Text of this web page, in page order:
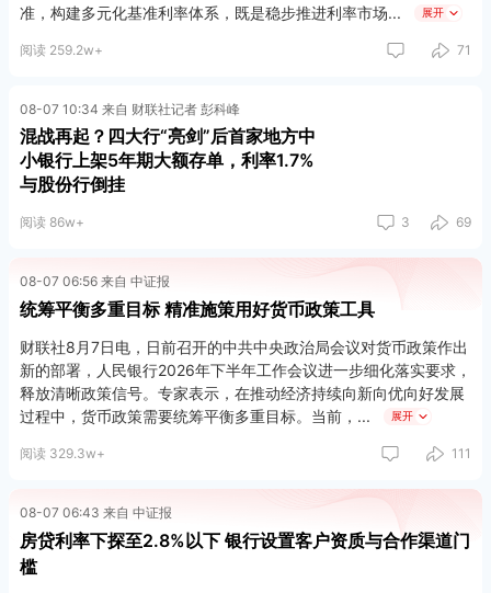
准，构建多元化基准利率体系，既是稳步推进利率市场
展开
阅读 259.2w+ 71
08-07 10:34 来自 财联社记者 彭科峰
混战再起？四大行“亮剑”后首家地方中
小银行上架5年期大额存单，利率1.7%
与股份行倒挂
阅读 86w+ 3 69
08-07 06:56 来自 中证报
统筹平衡多重目标 精准施策用好货币政策工具
财联社8月7日电，日前召开的中共中央政治局会议对货币政策作出
新的部署，人民银行2026年下半年工作会议进一步细化落实要求，
释放清晰政策信号。专家表示，在推动经济持续向新向优向好发展
过程中，货币政策需要统筹平衡多重目标。当前，
展开
阅读 329.3w+ 111
08-07 06:43 来自 中证报
房贷利率下探至2.8%以下 银行设置客户资质与合作渠道门
槛